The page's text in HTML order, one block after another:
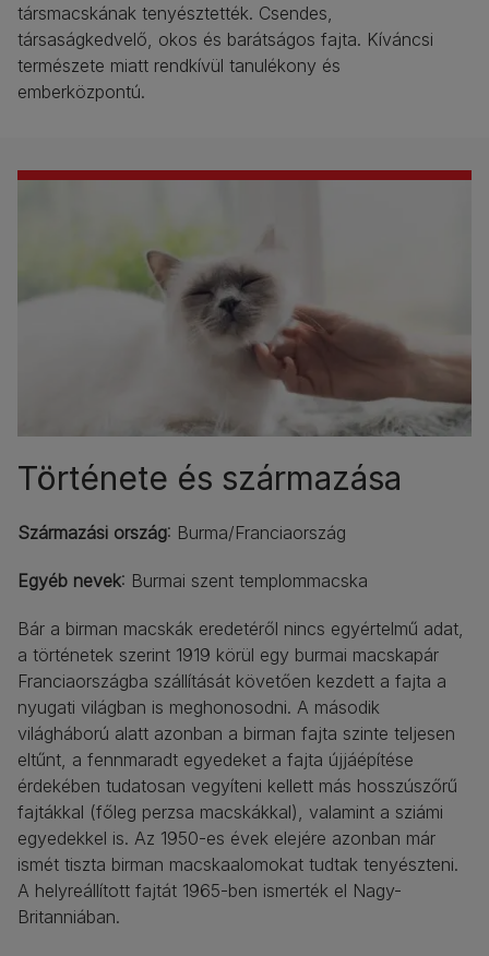
társmacskának tenyésztették. Csendes,
társaságkedvelő, okos és barátságos fajta. Kíváncsi
természete miatt rendkívül tanulékony és
emberközpontú.
Története és származása
Származási ország: Burma/Franciaország
Egyéb nevek: Burmai szent templommacska
Bár a birman macskák eredetéről nincs egyértelmű adat,
a történetek szerint 1919 körül egy burmai macskapár
Franciaországba szállítását követően kezdett a fajta a
nyugati világban is meghonosodni. A második
világháború alatt azonban a birman fajta szinte teljesen
eltűnt, a fennmaradt egyedeket a fajta újjáépítése
érdekében tudatosan vegyíteni kellett más hosszúszőrű
fajtákkal (főleg perzsa macskákkal), valamint a sziámi
egyedekkel is. Az 1950-es évek elejére azonban már
ismét tiszta birman macskaalomokat tudtak tenyészteni.
A helyreállított fajtát 1965-ben ismerték el Nagy-
Britanniában.